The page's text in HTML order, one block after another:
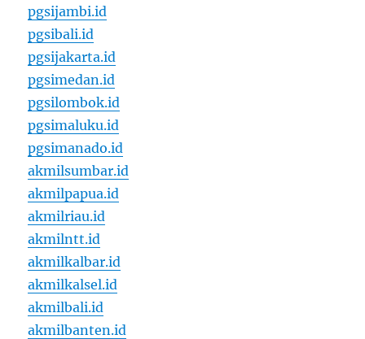
pgsijambi.id
pgsibali.id
pgsijakarta.id
pgsimedan.id
pgsilombok.id
pgsimaluku.id
pgsimanado.id
akmilsumbar.id
akmilpapua.id
akmilriau.id
akmilntt.id
akmilkalbar.id
akmilkalsel.id
akmilbali.id
akmilbanten.id